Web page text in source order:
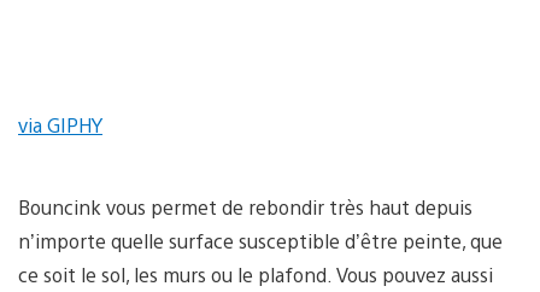
via GIPHY
Bouncink vous permet de rebondir très haut depuis
n’importe quelle surface susceptible d’être peinte, que
ce soit le sol, les murs ou le plafond. Vous pouvez aussi